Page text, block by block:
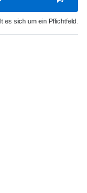
es sich um ein Pflichtfeld.